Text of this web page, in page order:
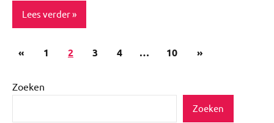
Lees verder
Blog
Feestdagen
Berichten
«Vorige
1 2 3 4 … 10
Volgende
»
Zoeken
Zoeken